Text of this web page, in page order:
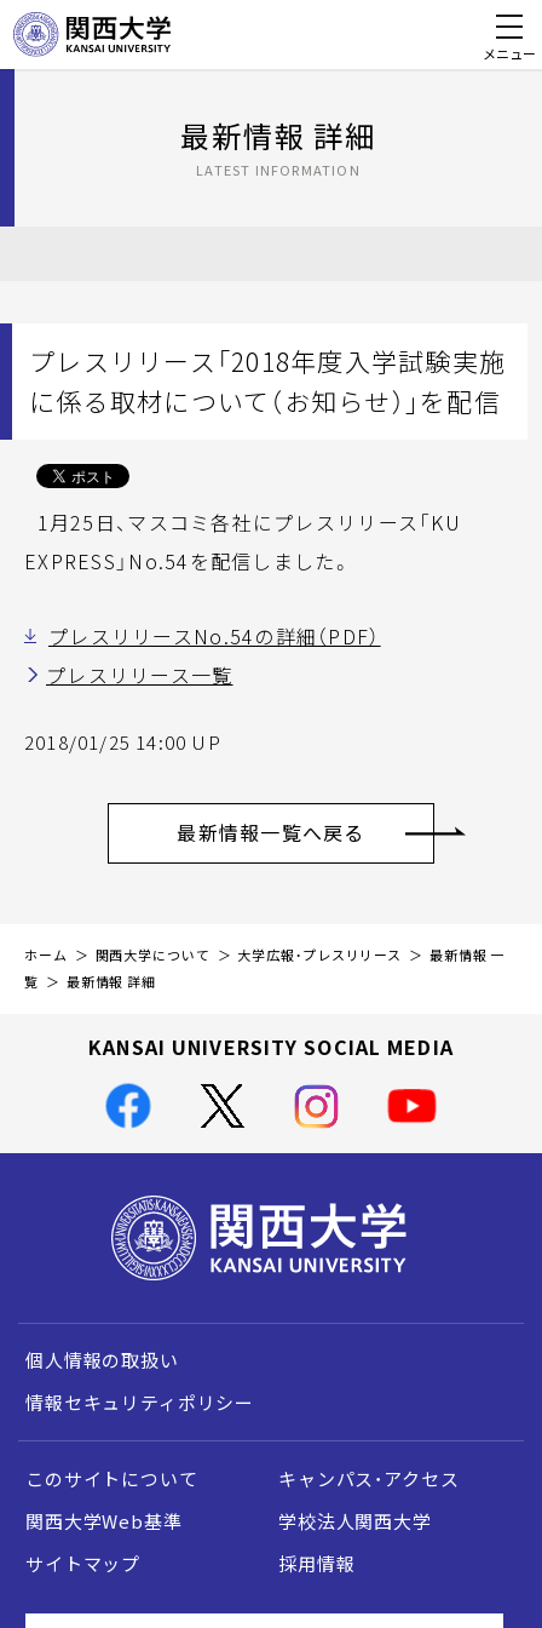
メニュー
最新情報 詳細
LATEST INFORMATION
プレスリリース「2018年度入学試験実施
に係る取材について（お知らせ）」を配信
1月25日、マスコミ各社にプレスリリース「KU
EXPRESS」No.54を配信しました。
プレスリリースNo.54の詳細（PDF）
プレスリリース一覧
2018/01/25 14:00 UP
最新情報一覧へ戻る
ホーム 関西大学について 大学広報・プレスリリース
最新情報 一
覧
最新情報 詳細
KANSAI UNIVERSITY SOCIAL MEDIA
個人情報の取扱い
情報セキュリティポリシー
このサイトについて
キャンパス・アクセス
関西大学Web基準
学校法人関西大学
サイトマップ
採用情報